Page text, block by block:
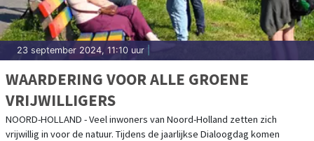
23 september 2024, 11:10 uur
WAARDERING VOOR ALLE GROENE
VRIJWILLIGERS
NOORD-HOLLAND - Veel inwoners van Noord-Holland zetten zich
vrijwillig in voor de natuur. Tijdens de jaarlijkse Dialoogdag komen